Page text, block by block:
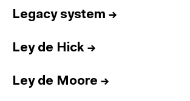
Legacy system →
Ley de Hick →
Ley de Moore →